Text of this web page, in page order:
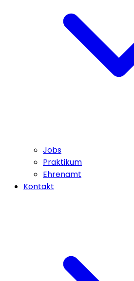
Jobs
Praktikum
Ehrenamt
Kontakt